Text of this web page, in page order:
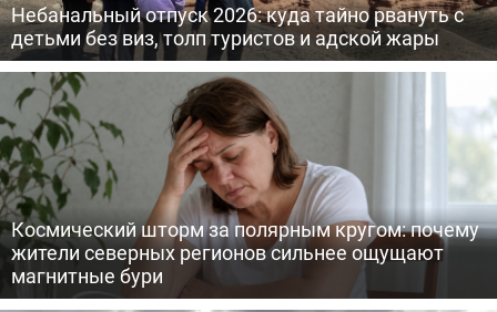
Небанальный отпуск 2026: куда тайно рвануть с
детьми без виз, толп туристов и адской жары
Космический шторм за полярным кругом: почему
жители северных регионов сильнее ощущают
магнитные бури